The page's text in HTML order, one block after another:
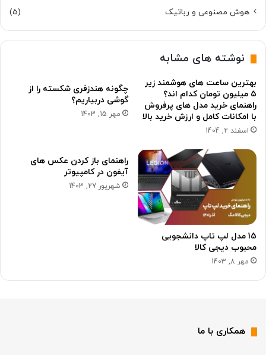
هوش مصنوعی و رباتیک
(5)
نوشته های مشابه
بهترین ساعت های هوشمند زیر
۵ میلیون تومان کدام اند؟
راهنمای خرید مدل های پرفروش
با امکانات کامل و ارزش خرید بالا
اسفند 2, 1404
چگونه هندزفری شکسته را از
گوشی دربیاریم؟
مهر 15, 1403
15 مدل لپ تاپ دانشجویی
محبوب دیجی کالا
مهر 8, 1403
راهنمای باز کردن عکس های
آیفون در کامپیوتر
شهریور 27, 1403
همکاری با ما